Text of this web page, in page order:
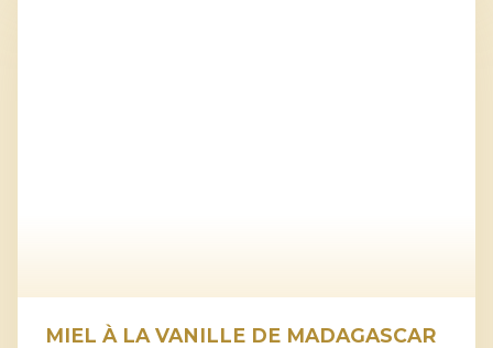
MIEL À LA VANILLE DE MADAGASCAR